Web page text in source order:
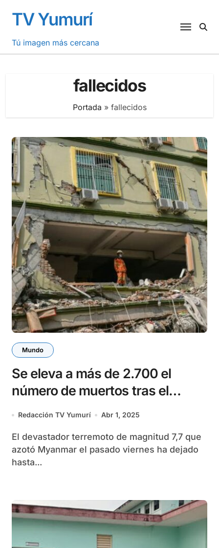
contenido
TV Yumurí
Tú imagen más cercana
fallecidos
Portada » fallecidos
Mundo
Se eleva a más de 2.700 el
número de muertos tras el
potente terremoto en Myanmar
Redacción TV Yumurí Abr 1, 2025
El devastador terremoto de magnitud 7,7 que
azotó Myanmar el pasado viernes ha dejado
hasta...